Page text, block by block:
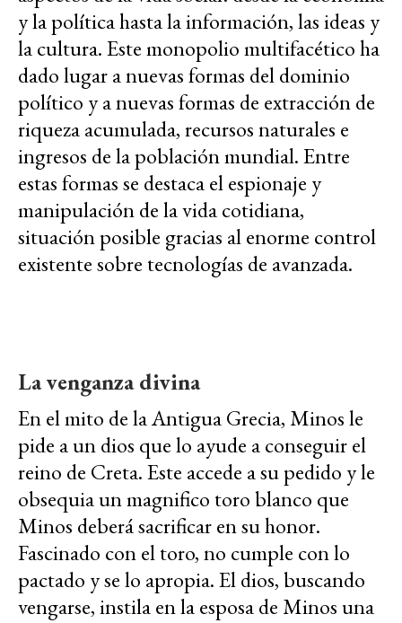
y la política hasta la información, las ideas y
la cultura. Este monopolio multifacético ha
dado lugar a nuevas formas del dominio
político y a nuevas formas de extracción de
riqueza acumulada, recursos naturales e
ingresos de la población mundial. Entre
estas formas se destaca el espionaje y
manipulación de la vida cotidiana,
situación posible gracias al enorme control
existente sobre tecnologías de avanzada.
La venganza divina
En el mito de la Antigua Grecia, Minos le
pide a un dios que lo ayude a conseguir el
reino de Creta. Este accede a su pedido y le
obsequia un magnifico toro blanco que
Minos deberá sacrificar en su honor.
Fascinado con el toro, no cumple con lo
pactado y se lo apropia. El dios, buscando
vengarse, instila en la esposa de Minos una